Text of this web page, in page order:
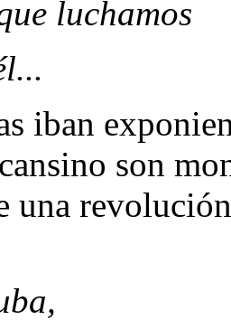
luchamos
iban
son
una